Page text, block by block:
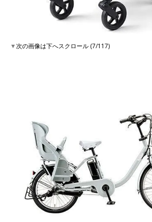
▼次の画像は下へスクロール (7/117)